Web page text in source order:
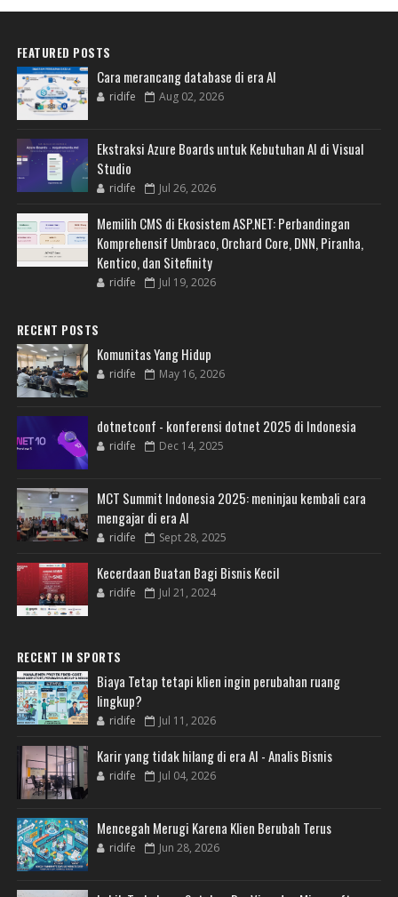
FEATURED POSTS
Cara merancang database di era AI
ridife Aug 02, 2026
Ekstraksi Azure Boards untuk Kebutuhan AI di Visual
Studio
ridife Jul 26, 2026
Memilih CMS di Ekosistem ASP.NET: Perbandingan
Komprehensif Umbraco, Orchard Core, DNN, Piranha,
Kentico, dan Sitefinity
ridife Jul 19, 2026
RECENT POSTS
Komunitas Yang Hidup
ridife May 16, 2026
dotnetconf - konferensi dotnet 2025 di Indonesia
ridife Dec 14, 2025
MCT Summit Indonesia 2025: meninjau kembali cara
mengajar di era AI
ridife Sept 28, 2025
Kecerdaan Buatan Bagi Bisnis Kecil
ridife Jul 21, 2024
RECENT IN SPORTS
Biaya Tetap tetapi klien ingin perubahan ruang
lingkup?
ridife Jul 11, 2026
Karir yang tidak hilang di era AI - Analis Bisnis
ridife Jul 04, 2026
Mencegah Merugi Karena Klien Berubah Terus
ridife Jun 28, 2026